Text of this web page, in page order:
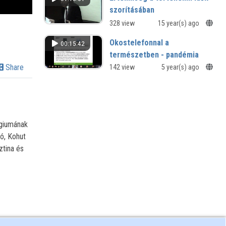
Share
Kohut
és
szorításában
328 view 15 year(s) ago
00:15:42
Okostelefonnal a
természetben - pandémia
idején
142 view 5 year(s) ago